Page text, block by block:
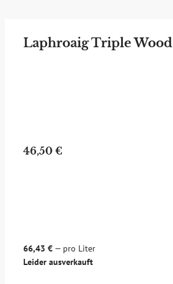
Laphroaig Triple Wood
46,50 €
66,43 € — pro Liter
Leider ausverkauft